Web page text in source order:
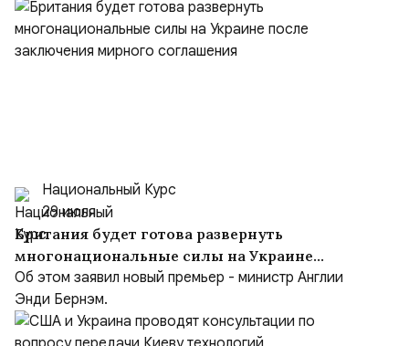
Национальный Курс
29 июля
Британия будет готова развернуть
многонациональные силы на Украине
после заключения мирного соглашения
Об этом заявил новый премьер - министр Англии
Энди Бернэм.